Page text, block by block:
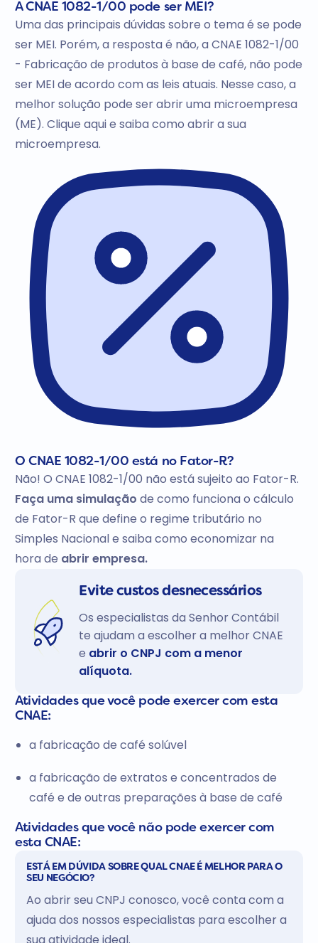
A CNAE 1082-1/00 pode ser MEI?
Uma das principais dúvidas sobre o tema é se pode
ser MEI. Porém, a resposta é não, a CNAE 1082-1/00
- Fabricação de produtos à base de café, não pode
ser MEI de acordo com as leis atuais. Nesse caso, a
melhor solução pode ser abrir uma microempresa
(ME). Clique aqui e saiba como abrir a sua
microempresa.
O CNAE 1082-1/00 está no Fator-R?
Não! O CNAE 1082-1/00 não está sujeito ao Fator-R.
Faça uma simulação de como funciona o cálculo
de Fator-R que define o regime tributário no
Simples Nacional e saiba como economizar na
hora de abrir empresa.
Evite custos desnecessários
Os especialistas da Senhor Contábil
te ajudam a escolher a melhor CNAE
e abrir o CNPJ com a menor
alíquota.
Atividades que você pode exercer com esta
CNAE:
a fabricação de café solúvel
a fabricação de extratos e concentrados de
café e de outras preparações à base de café
Atividades que você não pode exercer com
esta CNAE:
ESTÁ EM DÚVIDA SOBRE QUAL CNAE É MELHOR PARA O
SEU NEGÓCIO?
Ao abrir seu CNPJ conosco, você conta com a
ajuda dos nossos especialistas para escolher a
sua atividade ideal.